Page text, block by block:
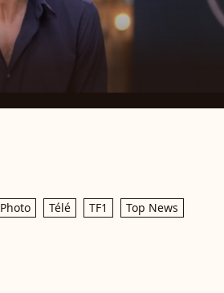
Photo Télé TF1 Top News